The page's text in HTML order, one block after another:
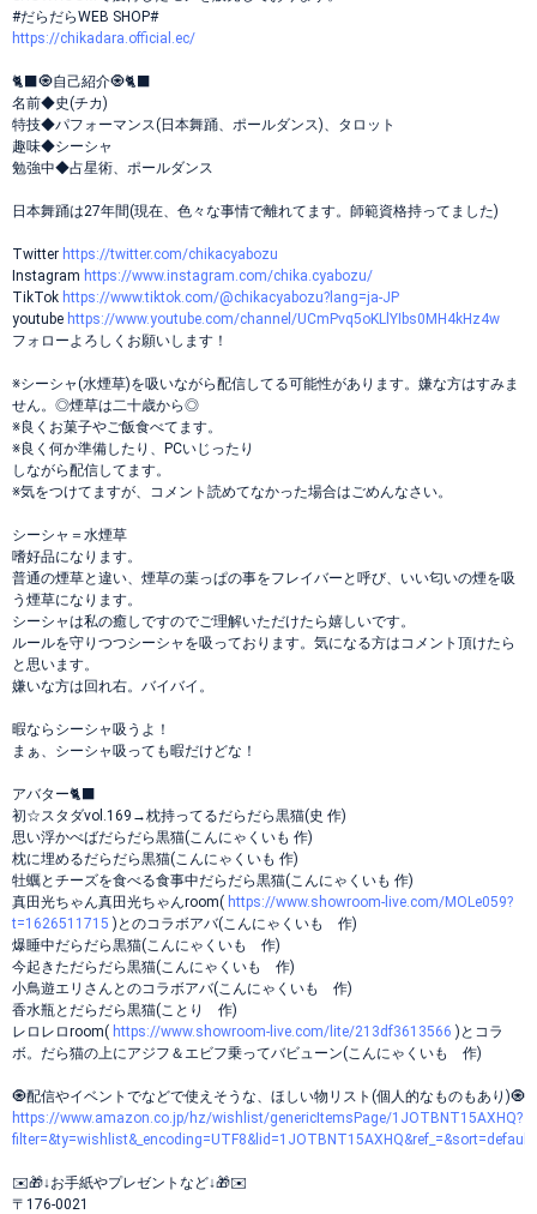
#だらだらWEB SHOP#
https://chikadara.official.ec/
🐈‍⬛🧿自己紹介🧿🐈‍⬛
名前◆史(チカ)
特技◆パフォーマンス(日本舞踊、ポールダンス)、タロット
趣味◆シーシャ
勉強中◆占星術、ポールダンス
日本舞踊は27年間(現在、色々な事情で離れてます。師範資格持ってました)
Twitter https://twitter.com/chikacyabozu
Instagram https://www.instagram.com/chika.cyabozu/
TikTok https://www.tiktok.com/@chikacyabozu?lang=ja-JP
youtube https://www.youtube.com/channel/UCmPvq5oKLlYIbs0MH4kHz4w
フォローよろしくお願いします！
※シーシャ(水煙草)を吸いながら配信してる可能性があります。嫌な方はすみま
せん。◎煙草は二十歳から◎
※良くお菓子やご飯食べてます。
※良く何か準備したり、PCいじったり
しながら配信してます。
※気をつけてますが、コメント読めてなかった場合はごめんなさい。
シーシャ＝水煙草
嗜好品になります。
普通の煙草と違い、煙草の葉っぱの事をフレイバーと呼び、いい匂いの煙を吸
う煙草になります。
シーシャは私の癒しですのでご理解いただけたら嬉しいです。
ルールを守りつつシーシャを吸っております。気になる方はコメント頂けたら
と思います。
嫌いな方は回れ右。バイバイ。
暇ならシーシャ吸うよ！
まぁ、シーシャ吸っても暇だけどな！
アバター🐈‍⬛
初☆スタダvol.169→枕持ってるだらだら黒猫(史 作)
思い浮かべばだらだら黒猫(こんにゃくいも 作)
枕に埋めるだらだら黒猫(こんにゃくいも 作)
牡蠣とチーズを食べる食事中だらだら黒猫(こんにゃくいも 作)
真田光ちゃん真田光ちゃんroom( https://www.showroom-live.com/MOLe059?
t=1626511715 )とのコラボアバ(こんにゃくいも 作)
爆睡中だらだら黒猫(こんにゃくいも 作)
今起きただらだら黒猫(こんにゃくいも 作)
小鳥遊エリさんとのコラボアバ(こんにゃくいも 作)
香水瓶とだらだら黒猫(ことり 作)
レロレロroom( https://www.showroom-live.com/lite/213df3613566 )とコラ
ボ。だら猫の上にアジフ＆エビフ乗ってバビューン(こんにゃくいも 作)
🧿配信やイベントでなどで使えそうな、ほしい物リスト(個人的なものもあり)🧿
https://www.amazon.co.jp/hz/wishlist/genericItemsPage/1JOTBNT15AXHQ?
✉️🎁↓お手紙やプレゼントなど↓🎁✉️
〒176-0021